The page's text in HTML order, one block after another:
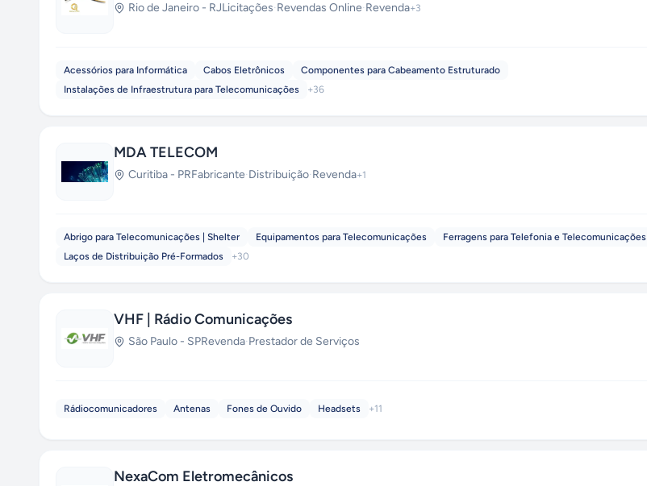
Rio de Janeiro - RJLicitações·Revendas Online·Revenda+3
Acessórios para Informática Cabos Eletrônicos
Componentes para Cabeamento Estruturado
Instalações de Infraestrutura para Telecomunicações
+36
MDA TELECOM
Curitiba - PRFabricante·Distribuição·Revenda+1
Abrigo para Telecomunicações | Shelter Equipamentos para Telecomunicações
Ferragens para Telefonia e Telecomunicações
Laços de Distribuição Pré-Formados
+30
VHF | Rádio Comunicações
São Paulo - SPRevenda·Prestador de Serviços
Rádiocomunicadores Antenas Fones de Ouvido Headsets +11
NexaCom Eletromecânicos